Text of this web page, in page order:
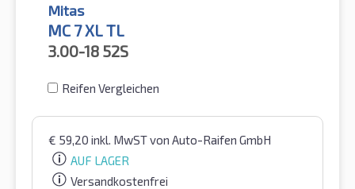
Mitas
MC 7 XL TL
3.00-18 52S
Reifen Vergleichen
€ 59,20 inkl. MwSTvon Auto-Raifen GmbH
AUF LAGER
Versandkostenfrei